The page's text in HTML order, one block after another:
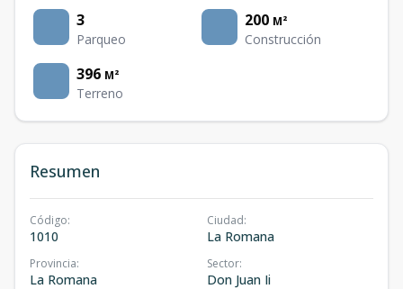
3
Parqueo
200 M²
Construcción
396 M²
Terreno
Resumen
Código:
1010
Ciudad:
La Romana
Provincia:
La Romana
Sector:
Don Juan Ii